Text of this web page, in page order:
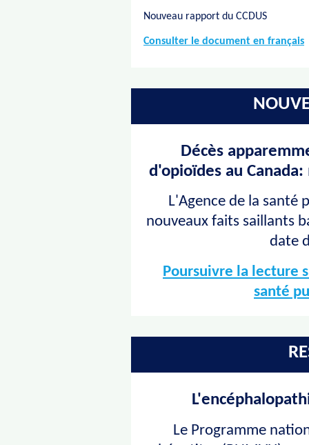
Nouveau rapport du CCDUS
Consulter le document en français
Décès
d'opioïdes au
L'Agence de la santé
nouveaux faits saillants
date
Poursuivre la lecture
santé
Le Programme